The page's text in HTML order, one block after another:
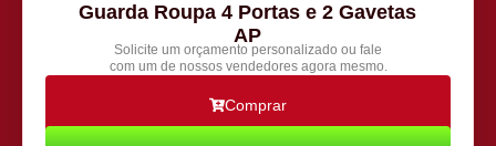
Guarda Roupa 4 Portas e 2 Gavetas
AP
Solicite um orçamento personalizado ou fale
com um de nossos vendedores agora mesmo.
Comprar